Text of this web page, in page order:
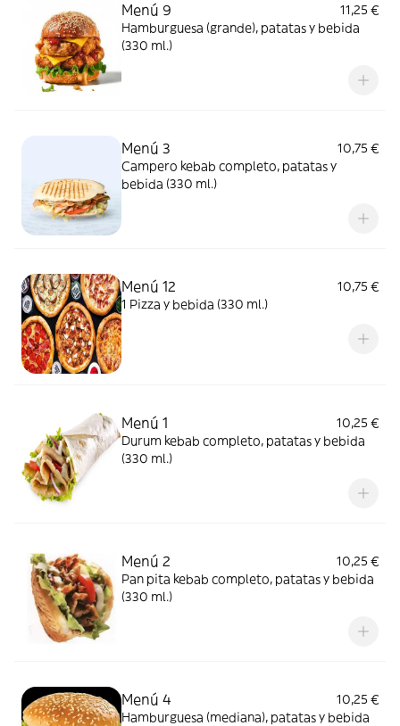
Menú 9
11,25 €
Hamburguesa (grande), patatas y bebida
(330 ml.)
Menú 3
10,75 €
Campero kebab completo, patatas y
bebida (330 ml.)
Menú 12
10,75 €
1 Pizza y bebida (330 ml.)
Menú 1
10,25 €
Durum kebab completo, patatas y bebida
(330 ml.)
Menú 2
10,25 €
Pan pita kebab completo, patatas y bebida
(330 ml.)
Menú 4
10,25 €
Hamburguesa (mediana), patatas y bebida